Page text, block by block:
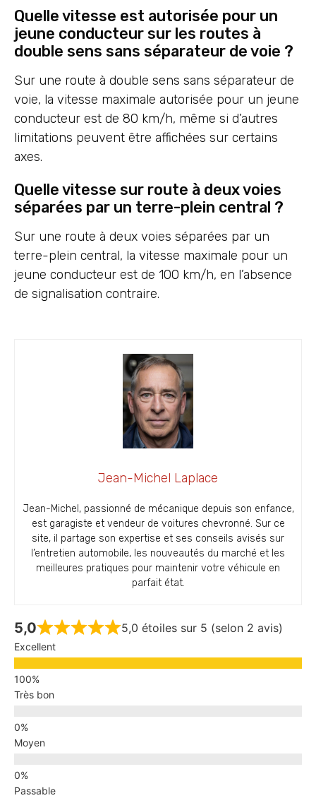
Quelle vitesse est autorisée pour un
jeune conducteur sur les routes à
double sens sans séparateur de voie ?
Sur une route à double sens sans séparateur de
voie, la vitesse maximale autorisée pour un jeune
conducteur est de 80 km/h, même si d’autres
limitations peuvent être affichées sur certains
axes.
Quelle vitesse sur route à deux voies
séparées par un terre-plein central ?
Sur une route à deux voies séparées par un
terre-plein central, la vitesse maximale pour un
jeune conducteur est de 100 km/h, en l’absence
de signalisation contraire.
Jean-Michel Laplace
Jean-Michel, passionné de mécanique depuis son enfance,
est garagiste et vendeur de voitures chevronné. Sur ce
site, il partage son expertise et ses conseils avisés sur
l’entretien automobile, les nouveautés du marché et les
meilleures pratiques pour maintenir votre véhicule en
parfait état.
5,0 5,0 étoiles sur 5 (selon 2 avis)
Excellent
Très bon
Moyen
Passable